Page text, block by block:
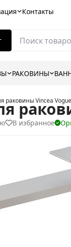
Контакты
РАКОВИНЫ
раковины Vincea Vogue
В избранное